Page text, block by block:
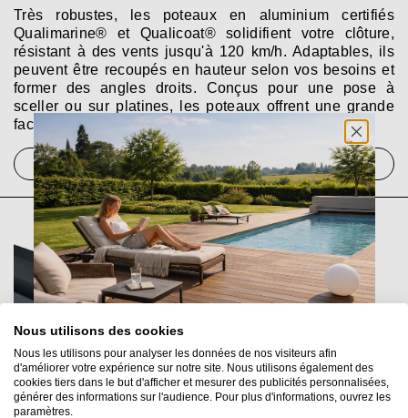
Très robustes, les poteaux en aluminium certifiés
Qualimarine® et Qualicoat® solidifient votre clôture,
résistant à des vents jusqu'à 120 km/h. Adaptables, ils
peuvent être recoupés en hauteur selon vos besoins et
former des angles droits. Conçus pour une pose à
sceller ou sur platines, les poteaux offrent une grande
facilité d'utilisation et une garantie jusqu'à 20 ans.
Découvrir les poteaux
Nous utilisons des cookies
Nous les utilisons pour analyser les données de nos visiteurs afin
d'améliorer votre expérience sur notre site. Nous utilisons également des
cookies tiers dans le but d'afficher et mesurer des publicités personnalisées,
générer des informations sur l'audience. Pour plus d'informations, ouvrez les
paramètres.